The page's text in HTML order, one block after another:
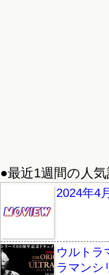
●最近1週間の人
2024年4
ウルト
ラマンシ